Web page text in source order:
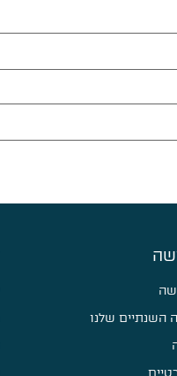
השנתיים שלנו